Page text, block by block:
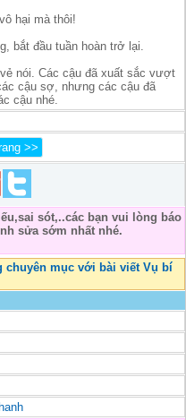
hại mà thôi!
bắt đầu tuần hoàn trở lại.
nói. Các cậu đã xuất sắc vượt
cậu sợ, nhưng các cậu đã
cậu nhé.
sót,..các bạn vui lòng báo
sửa sớm nhất nhé.
chuyên mục với bài viết Vụ bí